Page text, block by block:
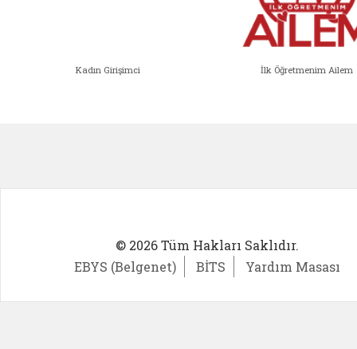
Kadın Girişimci İlk Öğretmenim Ailem
© 2026 Tüm Hakları Saklıdır.
EBYS (Belgenet)
BİTS Yardım Masası